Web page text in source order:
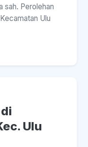
sah. Perolehan
Ulu
Ulu